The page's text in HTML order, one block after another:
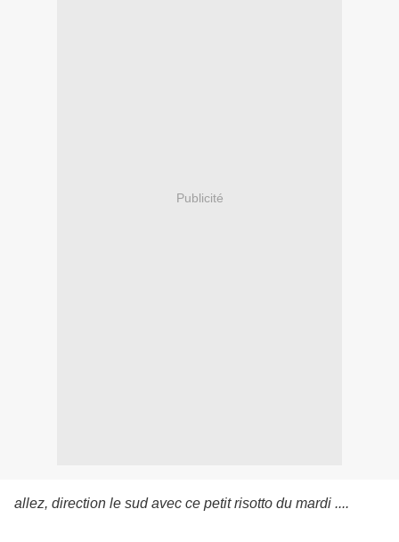
Publicité
allez, direction le sud avec ce petit risotto du mardi ....